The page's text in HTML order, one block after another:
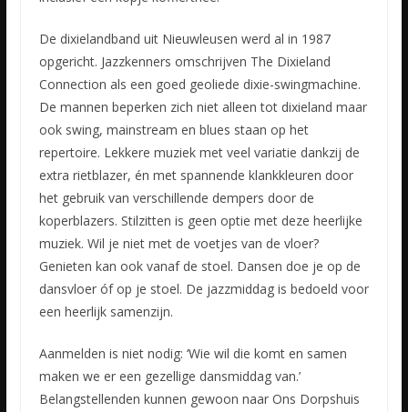
De dixielandband uit Nieuwleusen werd al in 1987
opgericht. Jazzkenners omschrijven The Dixieland
Connection als een goed geoliede dixie-swingmachine.
De mannen beperken zich niet alleen tot dixieland maar
ook swing, mainstream en blues staan op het
repertoire. Lekkere muziek met veel variatie dankzij de
extra rietblazer, én met spannende klankkleuren door
het gebruik van verschillende dempers door de
koperblazers. Stilzitten is geen optie met deze heerlijke
muziek. Wil je niet met de voetjes van de vloer?
Genieten kan ook vanaf de stoel. Dansen doe je op de
dansvloer óf op je stoel. De jazzmiddag is bedoeld voor
een heerlijk samenzijn.
Aanmelden is niet nodig: ‘Wie wil die komt en samen
maken we er een gezellige dansmiddag van.’
Belangstellenden kunnen gewoon naar Ons Dorpshuis